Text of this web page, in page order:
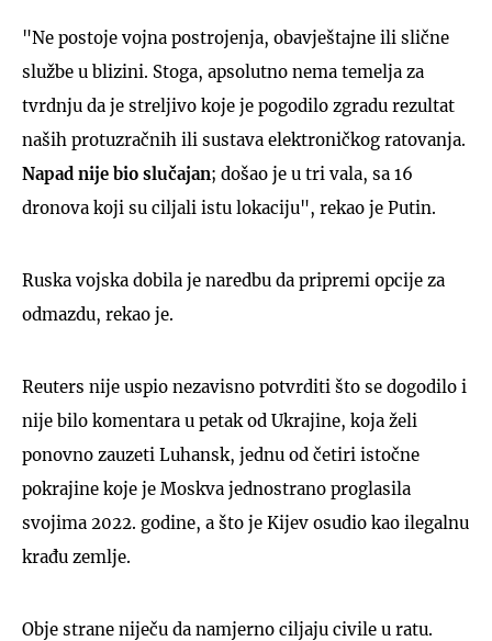
"Ne postoje vojna postrojenja, obavještajne ili slične
službe u blizini. Stoga, apsolutno nema temelja za
tvrdnju da je streljivo koje je pogodilo zgradu rezultat
naših protuzračnih ili sustava elektroničkog ratovanja.
Napad nije bio slučajan; došao je u tri vala, sa 16
dronova koji su ciljali istu lokaciju", rekao je Putin.
Ruska vojska dobila je naredbu da pripremi opcije za
odmazdu, rekao je.
Reuters nije uspio nezavisno potvrditi što se dogodilo i
nije bilo komentara u petak od Ukrajine, koja želi
ponovno zauzeti Luhansk, jednu od četiri istočne
pokrajine koje je Moskva jednostrano proglasila
svojima 2022. godine, a što je Kijev osudio kao ilegalnu
krađu zemlje.
Obje strane niječu da namjerno ciljaju civile u ratu.